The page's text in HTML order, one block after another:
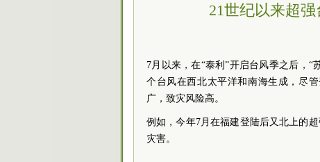
21世纪以来超
7月以来，在“泰利”开启台风季之后，“
个台风在西北太平洋和南海生成，尽
广，致灾风险高。
例如，今年7月在福建登陆后又北上的
灾害。